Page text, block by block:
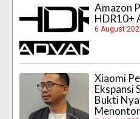
Amazon
HDR10+
6 August
Xiaomi
Ekspansi
Bukti